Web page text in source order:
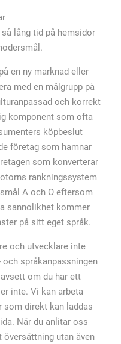
lång tid på hemsidor
en ny marknad eller
med en målgrupp på
och korrekt
komponent som ofta
köpbeslut
företag som hamnar
som konverterar
rankningssystem
A och O eftersom
sannolikhet kommer
på sitt eget språk.
och utvecklare inte
språkanpassningen
om du har ett
inte. Vi kan arbeta
direkt kan laddas
När du anlitar oss
översättning utan även